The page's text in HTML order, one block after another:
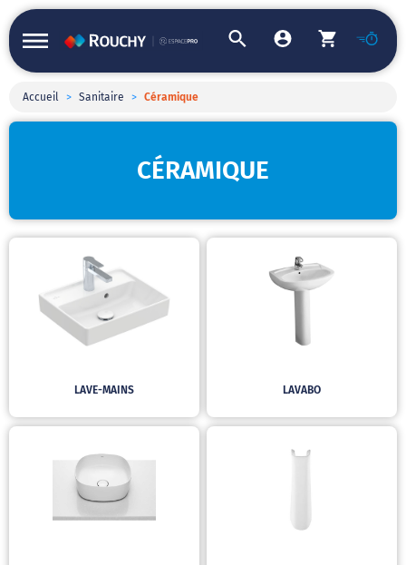
Accueil > Sanitaire > Céramique
CÉRAMIQUE
LAVE-MAINS LAVABO